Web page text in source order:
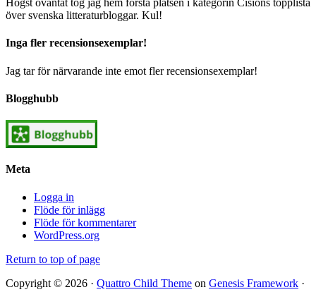
Högst oväntat tog jag hem första platsen i kategorin Cisions topplista
över svenska litteraturbloggar. Kul!
Inga fler recensionsexemplar!
Jag tar för närvarande inte emot fler recensionsexemplar!
Blogghubb
Meta
Logga in
Flöde för inlägg
Flöde för kommentarer
WordPress.org
Return to top of page
Copyright © 2026 · Quattro Child Theme on Genesis Framework ·